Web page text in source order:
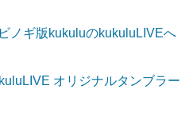
ノギ版kukuluのkukuluLIVEへ
オリジナルタンブラー